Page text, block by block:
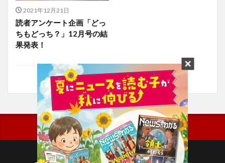
2021年12月21日
読者アンケート企画「どっ
ちもどっち？」12月号の結
果発表！